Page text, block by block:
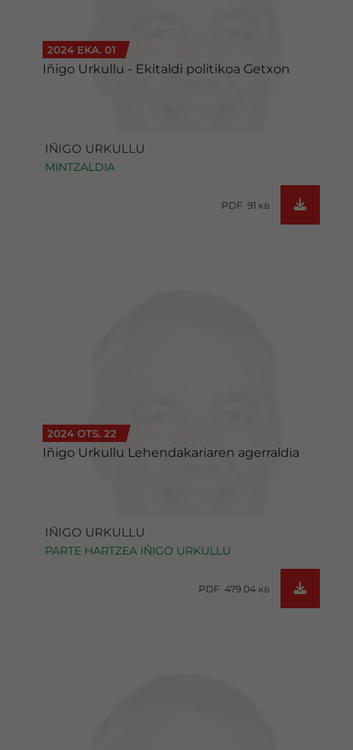
2024 EKA. 01
Iñigo Urkullu - Ekitaldi politikoa Getxon
IÑIGO URKULLU
MINTZALDIA
PDF 91 KB
2024 OTS. 22
Iñigo Urkullu Lehendakariaren agerraldia
IÑIGO URKULLU
PARTE HARTZEA IÑIGO URKULLU
PDF 479.04 KB